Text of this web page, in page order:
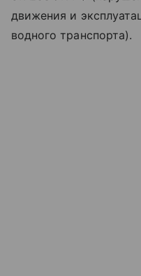
движения и
водного транспорта).